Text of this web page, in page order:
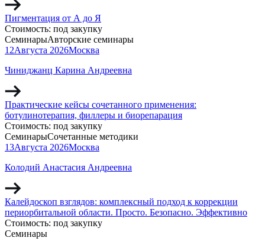
Пигментация от А до Я
Стоимость: под закупку
СеминарыАвторские семинары
12Августа 2026Москва
Чиниджанц Карина Андреевна
Практические кейсы сочетанного применения:
ботулинотерапия, филлеры и биорепарация
Стоимость: под закупку
СеминарыСочетанные методики
13Августа 2026Москва
Колодий Анастасия Андреевна
Калейдоскоп взглядов: комплексный подход к коррекции
периорбитальной области. Просто. Безопасно. Эффективно
Стоимость: под закупку
Семинары